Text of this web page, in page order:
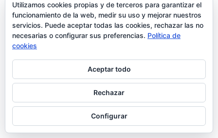
Utilizamos cookies propias y de terceros para garantizar el
funcionamiento de la web, medir su uso y mejorar nuestros
servicios. Puede aceptar todas las cookies, rechazar las no
necesarias o configurar sus preferencias. Política de
cookies
Aceptar todo
Rechazar
Configurar